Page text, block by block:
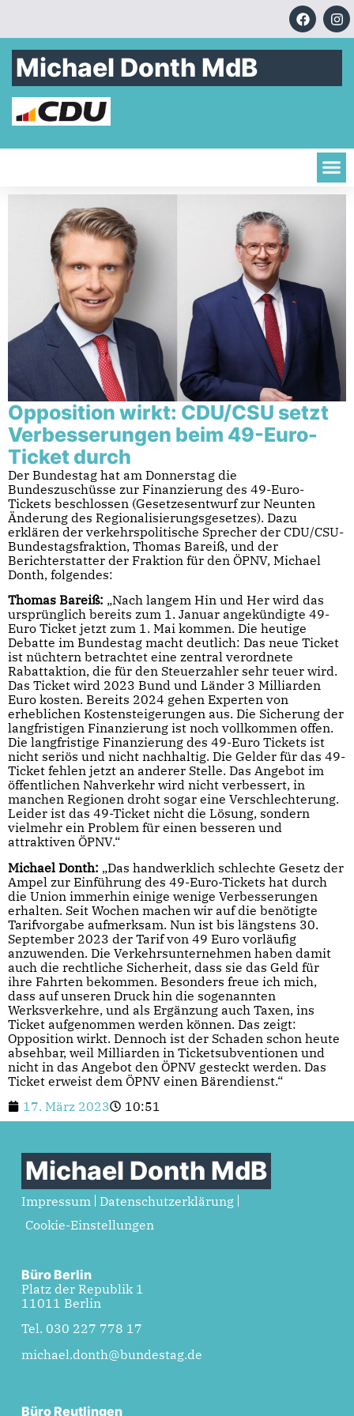
Michael Donth MdB
Opposition wirkt: CDU/CSU setzt
Verbesserungen beim 49-Euro-
Ticket durch
Der Bundestag hat am Donnerstag die
Bundeszuschüsse zur Finanzierung des 49-Euro-
Tickets beschlossen (Gesetzesentwurf zur Neunten
Änderung des Regionalisierungsgesetzes). Dazu
erklären der verkehrspolitische Sprecher der CDU/CSU-
Bundestagsfraktion, Thomas Bareiß, und der
Berichterstatter der Fraktion für den ÖPNV, Michael
Donth, folgendes:
Thomas Bareiß: „Nach langem Hin und Her wird das
ursprünglich bereits zum 1. Januar angekündigte 49-
Euro Ticket jetzt zum 1. Mai kommen. Die heutige
Debatte im Bundestag macht deutlich: Das neue Ticket
ist nüchtern betrachtet eine zentral verordnete
Rabattaktion, die für den Steuerzahler sehr teuer wird.
Das Ticket wird 2023 Bund und Länder 3 Milliarden
Euro kosten. Bereits 2024 gehen Experten von
erheblichen Kostensteigerungen aus. Die Sicherung der
langfristigen Finanzierung ist noch vollkommen offen.
Die langfristige Finanzierung des 49-Euro Tickets ist
nicht seriös und nicht nachhaltig. Die Gelder für das 49-
Ticket fehlen jetzt an anderer Stelle. Das Angebot im
öffentlichen Nahverkehr wird nicht verbessert, in
manchen Regionen droht sogar eine Verschlechterung.
Leider ist das 49-Ticket nicht die Lösung, sondern
vielmehr ein Problem für einen besseren und
attraktiven ÖPNV.“
Michael Donth: „Das handwerklich schlechte Gesetz der
Ampel zur Einführung des 49-Euro-Tickets hat durch
die Union immerhin einige wenige Verbesserungen
erhalten. Seit Wochen machen wir auf die benötigte
Tarifvorgabe aufmerksam. Nun ist bis längstens 30.
September 2023 der Tarif von 49 Euro vorläufig
anzuwenden. Die Verkehrsunternehmen haben damit
auch die rechtliche Sicherheit, dass sie das Geld für
ihre Fahrten bekommen. Besonders freue ich mich,
dass auf unseren Druck hin die sogenannten
Werksverkehre, und als Ergänzung auch Taxen, ins
Ticket aufgenommen werden können. Das zeigt:
Opposition wirkt. Dennoch ist der Schaden schon heute
absehbar, weil Milliarden in Ticketsubventionen und
nicht in das Angebot den ÖPNV gesteckt werden. Das
Ticket erweist dem ÖPNV einen Bärendienst.“
17. März 2023
10:51
Michael Donth MdB
Impressum
Datenschutzerklärung
Cookie-Einstellungen
Büro Berlin
Platz der Republik 1
11011 Berlin
Tel. 030 227 778 17
michael.donth@bundestag.de
Büro Reutlingen